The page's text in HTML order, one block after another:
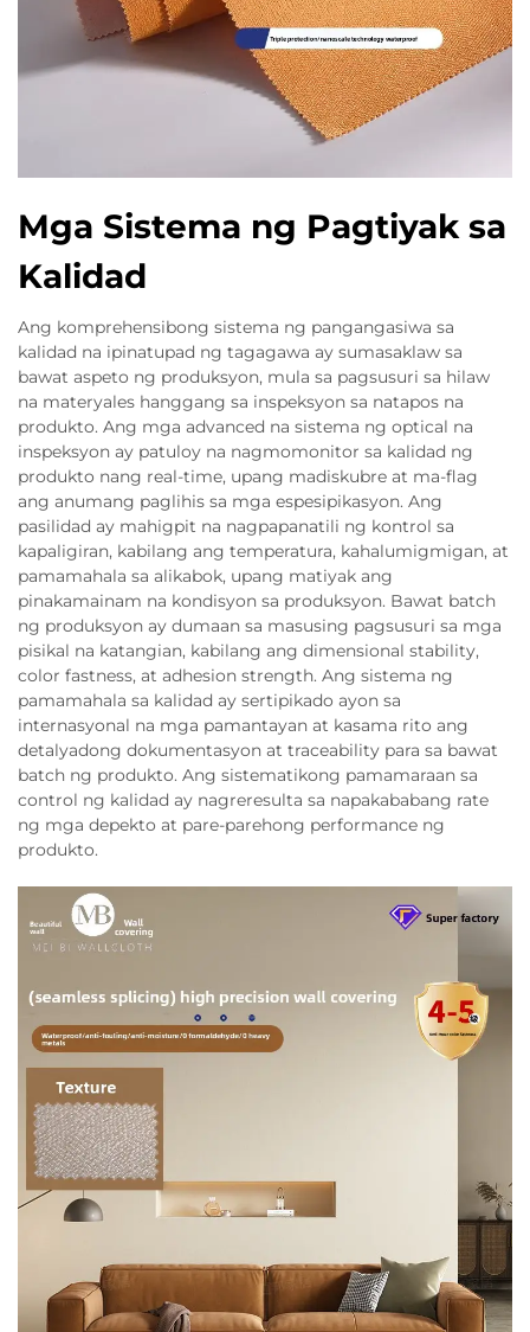
Mga Sistema ng Pagtiyak sa
Kalidad
Ang komprehensibong sistema ng pangangasiwa sa
kalidad na ipinatupad ng tagagawa ay sumasaklaw sa
bawat aspeto ng produksyon, mula sa pagsusuri sa hilaw
na materyales hanggang sa inspeksyon sa natapos na
produkto. Ang mga advanced na sistema ng optical na
inspeksyon ay patuloy na nagmomonitor sa kalidad ng
produkto nang real-time, upang madiskubre at ma-flag
ang anumang paglihis sa mga espesipikasyon. Ang
pasilidad ay mahigpit na nagpapanatili ng kontrol sa
kapaligiran, kabilang ang temperatura, kahalumigmigan, at
pamamahala sa alikabok, upang matiyak ang
pinakamainam na kondisyon sa produksyon. Bawat batch
ng produksyon ay dumaan sa masusing pagsusuri sa mga
pisikal na katangian, kabilang ang dimensional stability,
color fastness, at adhesion strength. Ang sistema ng
pamamahala sa kalidad ay sertipikado ayon sa
internasyonal na mga pamantayan at kasama rito ang
detalyadong dokumentasyon at traceability para sa bawat
batch ng produkto. Ang sistematikong pamamaraan sa
control ng kalidad ay nagreresulta sa napakababang rate
ng mga depekto at pare-parehong performance ng
produkto.